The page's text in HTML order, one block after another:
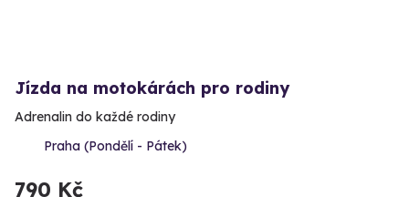
Jízda na motokárách pro rodiny
Adrenalin do každé rodiny
Praha (Pondělí - Pátek)
790 Kč